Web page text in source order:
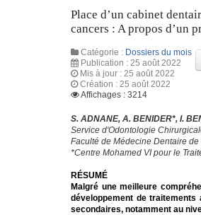
Place d’un cabinet
cancers : A propos d’un
Catégorie : Dossiers du mois
Publication : 25 août 2022
Mis à jour : 25 août 2022
Création : 25 août 2022
Affichages : 3214
S. ADNANE, A. BENIDER*, I.
Service d'Odontologie
Faculté de Médecine Dentaire
*Centre Mohamed VI pour le
RÉSUMÉ
Malgré une meilleure
développement de
secondaires, notamment au